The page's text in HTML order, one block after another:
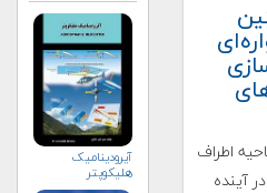
اطراف
آینده
آیرودینامیک
هلیکوپتر